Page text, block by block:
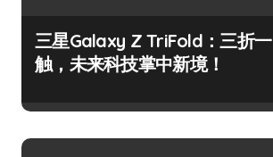
三星Galaxy Z TriFold：三折一
触，未来科技掌中新境！